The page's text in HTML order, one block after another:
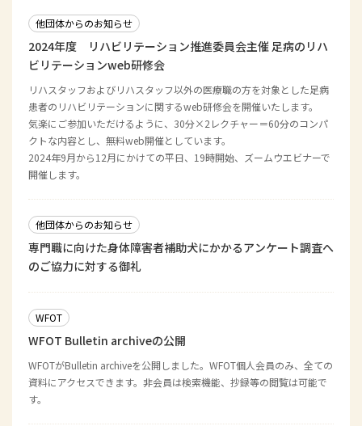
他団体からのお知らせ
2024年度 リハビリテーション推進委員会主催 足病のリハ
ビリテーションweb研修会
リハスタッフおよびリハスタッフ以外の医療職の方を対象とした足病
患者のリハビリテーションに関するweb研修会を開催いたします。
気楽にご参加いただけるように、30分×2レクチャー＝60分のコンパ
クトな内容とし、無料web開催としています。
2024年9月から12月にかけての平日、19時開始、ズームウエビナーで
開催します。
他団体からのお知らせ
専門職に向けた身体障害者補助犬にかかるアンケート調査へ
のご協力に対する御礼
WFOT
WFOT Bulletin archiveの公開
WFOTがBulletin archiveを公開しました。WFOT個人会員のみ、全ての
資料にアクセスできます。非会員は検索機能、抄録等の閲覧は可能で
す。